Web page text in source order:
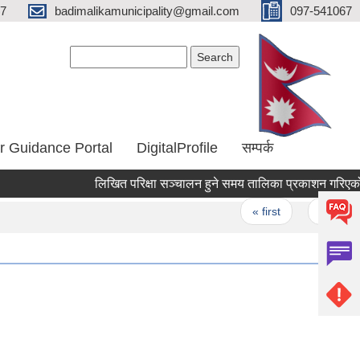
badimalikamunicipality@gmail.com 097-541067
Guidance Portal DigitalProfile सम्पर्क
लिखित परिक्षा सञ्चालन हुने समय तालिका प्रकाशन गरिएको
« first ‹ previous